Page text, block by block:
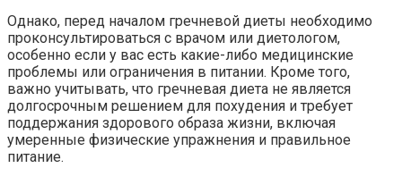
Однако, перед началом гречневой диеты необходимо
проконсультироваться с врачом или диетологом,
особенно если у вас есть какие-либо медицинские
проблемы или ограничения в питании. Кроме того,
важно учитывать, что гречневая диета не является
долгосрочным решением для похудения и требует
поддержания здорового образа жизни, включая
умеренные физические упражнения и правильное
питание.